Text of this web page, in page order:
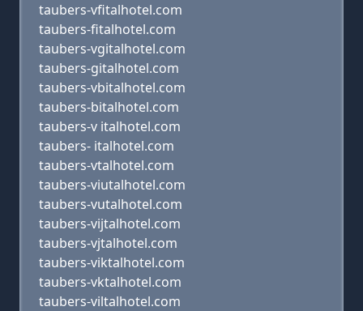
taubers-vfitalhotel.com
taubers-fitalhotel.com
taubers-vgitalhotel.com
taubers-gitalhotel.com
taubers-vbitalhotel.com
taubers-bitalhotel.com
taubers-v italhotel.com
taubers- italhotel.com
taubers-vtalhotel.com
taubers-viutalhotel.com
taubers-vutalhotel.com
taubers-vijtalhotel.com
taubers-vjtalhotel.com
taubers-viktalhotel.com
taubers-vktalhotel.com
taubers-viltalhotel.com